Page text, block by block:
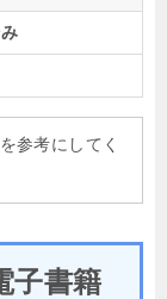
を参考にしてく
子書籍